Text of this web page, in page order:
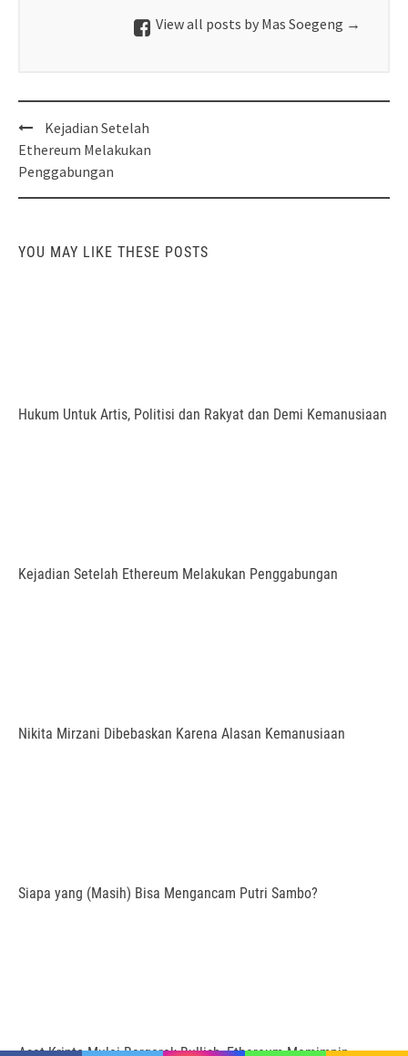
View all posts by Mas Soegeng →
Post
navigation
Kejadian Setelah
Ethereum Melakukan
Penggabungan
YOU MAY LIKE THESE POSTS
Hukum Untuk Artis, Politisi dan Rakyat dan Demi Kemanusiaan
Kejadian Setelah Ethereum Melakukan Penggabungan
Nikita Mirzani Dibebaskan Karena Alasan Kemanusiaan
Siapa yang (Masih) Bisa Mengancam Putri Sambo?